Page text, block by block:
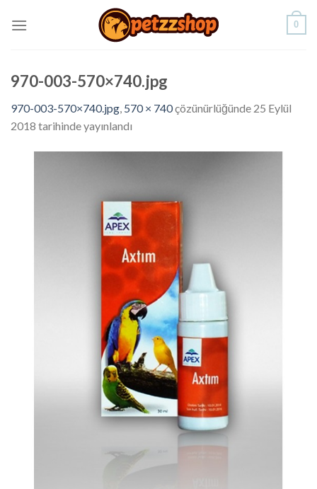
0
970-003-570×740.jpg
970-003-570×740.jpg, 570 × 740çözünürlüğünde 25 Eylül
2018 tarihinde yayınlandı